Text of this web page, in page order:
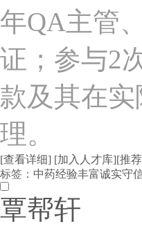
年QA主管
证；参与2
款及其在
理。
[查看详细] [加入人才库][推
标签： 中药经验丰富诚实守
覃帮轩